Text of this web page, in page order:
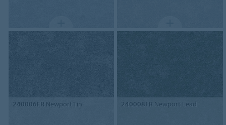
240006FR Newport Tin 240008FR Newport Lead